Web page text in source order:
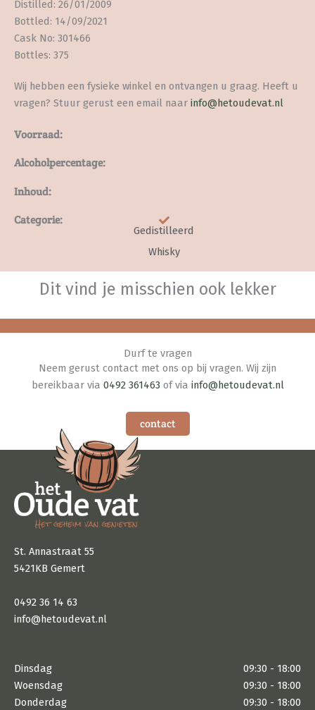
Distilled: 26/01/2009
Bottled: 14/09/2021
Cask No: 301466
Bottles: 375
Wij hebben een fysieke winkel en ontvangen u graag. Heeft u
vragen? Stuur gerust een email naar info@hetoudevat.nl
Voorraad:
Alcoholpercentage:
Inhoud:
Categorie:
Gedistilleerd
Whisky
Dit vind je misschien ook lekker
Durf te vragen
Neem gerust contact met ons op bij vragen. Wij zijn
bereikbaar via 0492 361463 of via info@hetoudevat.nl
contact
St. Annastraat 55
5421KB Gemert
0492 36 14 63
info@hetoudevat.nl
Dinsdag
09:30 - 18:00
Woensdag
09:30 - 18:00
Donderdag
09:30 - 18:00